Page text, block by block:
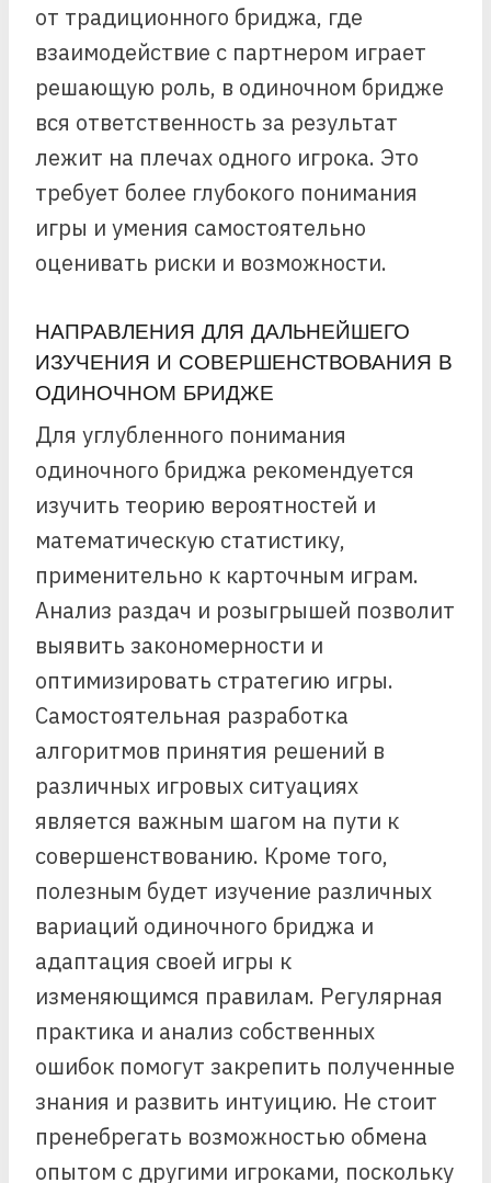
от традиционного бриджа, где
взаимодействие с партнером играет
решающую роль, в одиночном бридже
вся ответственность за результат
лежит на плечах одного игрока. Это
требует более глубокого понимания
игры и умения самостоятельно
оценивать риски и возможности.
НАПРАВЛЕНИЯ ДЛЯ ДАЛЬНЕЙШЕГО
ИЗУЧЕНИЯ И СОВЕРШЕНСТВОВАНИЯ В
ОДИНОЧНОМ БРИДЖЕ
Для углубленного понимания
одиночного бриджа рекомендуется
изучить теорию вероятностей и
математическую статистику,
применительно к карточным играм.
Анализ раздач и розыгрышей позволит
выявить закономерности и
оптимизировать стратегию игры.
Самостоятельная разработка
алгоритмов принятия решений в
различных игровых ситуациях
является важным шагом на пути к
совершенствованию. Кроме того,
полезным будет изучение различных
вариаций одиночного бриджа и
адаптация своей игры к
изменяющимся правилам. Регулярная
практика и анализ собственных
ошибок помогут закрепить полученные
знания и развить интуицию. Не стоит
пренебрегать возможностью обмена
опытом с другими игроками, поскольку